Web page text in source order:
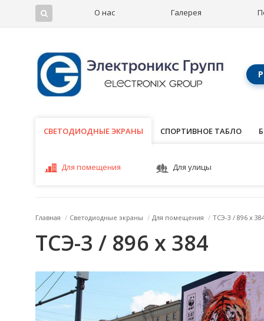
О нас Галерея
СВЕТОДИОДНЫЕ ЭКРАНЫ
СВЕТОДИОДНЫЕ ЭКРАНЫ СПОРТИВНОЕ ТАБЛО
Для помещения Для улицы
Главная / Светодиодные экраны / Для помещения / ТСЭ-3 / 896 x
ТСЭ-3 / 896 x 384